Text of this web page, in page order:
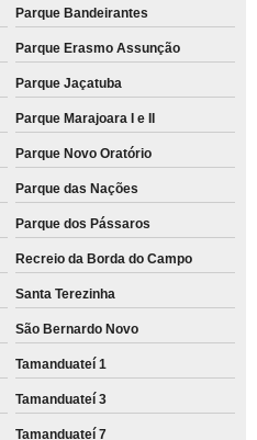
Parque Bandeirantes
Parque Erasmo Assunção
Parque Jaçatuba
Parque Marajoara I e II
Parque Novo Oratório
Parque das Nações
Parque dos Pássaros
Recreio da Borda do Campo
Santa Terezinha
São Bernardo Novo
Tamanduateí 1
Tamanduateí 3
Tamanduateí 7